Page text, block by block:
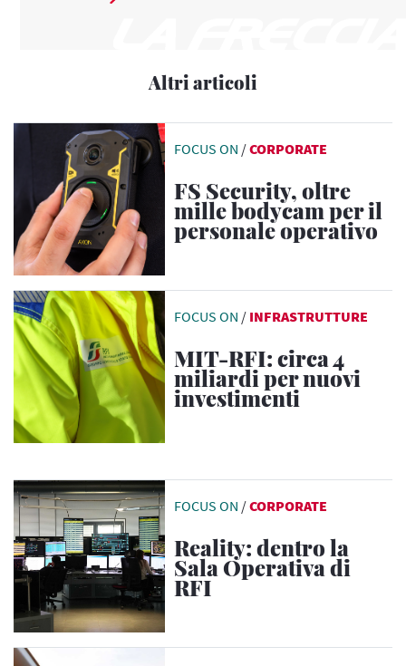
Altri articoli
FOCUS ON /CORPORATE
FS Security, oltre
mille bodycam per il
personale operativo
FOCUS ON / INFRASTRUTTURE
MIT-RFI: circa 4
miliardi per nuovi
investimenti
FOCUS ON /CORPORATE
Reality: dentro la
Sala Operativa di
RFI